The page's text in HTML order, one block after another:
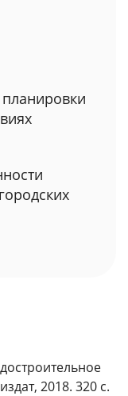
2018. 320 с.